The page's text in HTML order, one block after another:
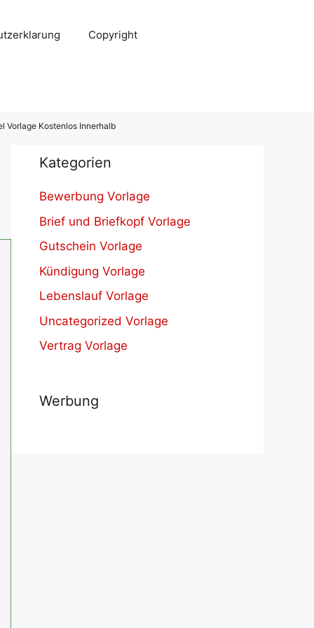
Copyright
Vorlage Kostenlos Innerhalb
Kategorien
Bewerbung Vorlage
Brief und Briefkopf Vorlage
Gutschein Vorlage
Kündigung Vorlage
Lebenslauf Vorlage
Uncategorized Vorlage
Vertrag Vorlage
Werbung